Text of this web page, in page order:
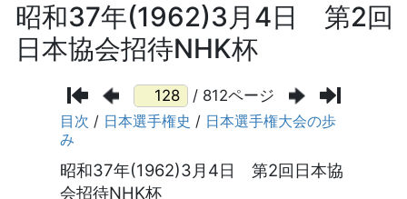
昭和37年(1962)3月4日 第2回
日本協会招待NHK杯
/ 812ページ